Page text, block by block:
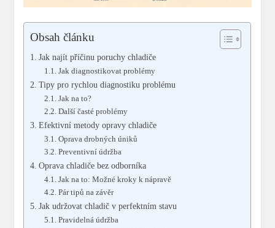
Obsah článku
Jak najít příčinu poruchy chladiče
Jak diagnostikovat problémy
Tipy pro rychlou diagnostiku problému
Jak na to?
Další časté problémy
Efektivní metody opravy chladiče
Oprava drobných úniků
Preventivní údržba
Oprava chladiče bez odborníka
Jak na to: Možné kroky k nápravě
Pár tipů na závěr
Jak udržovat chladič v perfektním stavu
Pravidelná údržba